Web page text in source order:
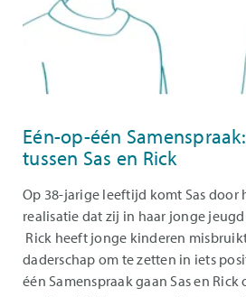
Eén-op-één
tussen Sas en Rick
Op 38-jarige leeftijd komt Sas
realisatie dat zij in haar jonge
Rick heeft jonge kinderen
daderschap om te zetten in iets
één Samenspraak gaan Sas en